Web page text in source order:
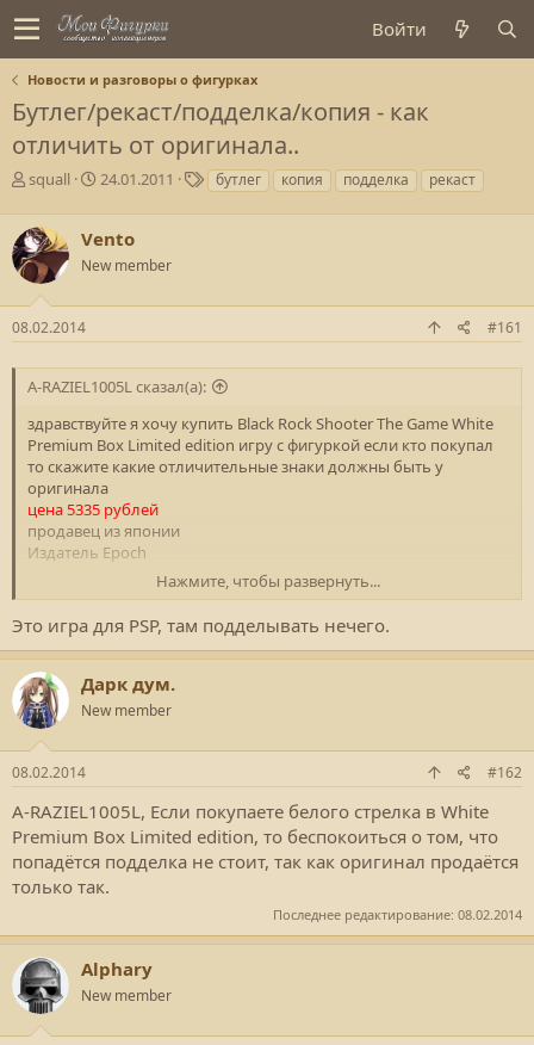
Войти
Новости и разговоры о фигурках
Бутлег/рекаст/подделка/копия - как
отличить от оригинала..
А
т
о
р
т
е
м
ы
squall
Д
т
а
с
з
а
н
и
я
24.01.2011
Т
е
г
бутлег копия подделка рекаст
Vento
New member
08.02.2014 #161
A-RAZIEL1005L сказал(а):
здравствуйте я хочу купить Black Rock Shooter The Game White
Premium Box Limited edition игру с фигуркой если кто покупал
то скажите какие отличительные знаки должны быть у
оригинала
цена 5335 рублей
продавец из японии
Издатель Epoch
просто я впервые покупаю так дорого вот решил спросить
вашего савета как опытных покупателей
всем спасибо
Нажмите, чтобы развернуть...
Это игра для PSP, там подделывать нечего.
Дарк дум.
New member
08.02.2014 #162
A-RAZIEL1005L, Если покупаете белого стрелка в White
Premium Box Limited edition, то беспокоиться о том, что
попадётся подделка не стоит, так как оригинал продаётся
только так.
Последнее редактирование: 08.02.2014
Alphary
New member